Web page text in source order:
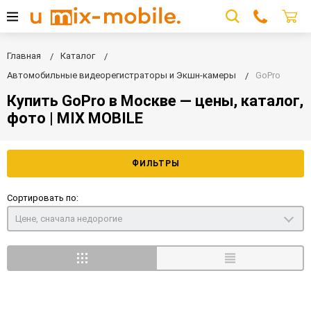
Главная
Каталог
Автомобильные видеорегистраторы и Экшн-камеры
GoPro
Купить GoPro в Москве — цены, каталог,
фото | MIX MOBILE
ФИЛЬТРЫ
Сортировать по:
Цене, сначала недорогие